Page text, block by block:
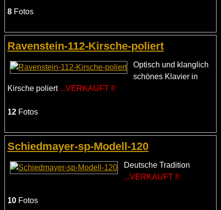
8Fotos
Ravenstein-112-Kirsche-poliert
Optisch und klanglich
schönes Klavier in
Kirsche poliert ...VERKAUFT !!
12Fotos
Schiedmayer-sp-Modell-120
Deutsche Tradition
...VERKAUFT !!
10Fotos